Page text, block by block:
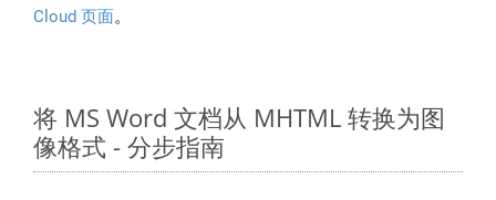
Cloud 页面。
将 MS Word 文档从 MHTML 转换为图
像格式 - 分步指南